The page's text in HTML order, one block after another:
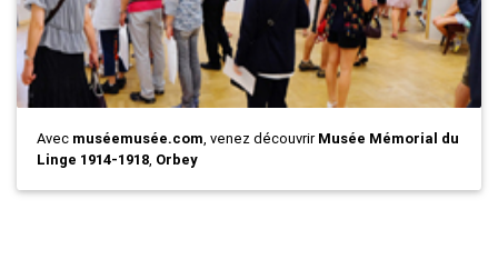
Avec muséemusée.com, venez découvrirMusée Mémorial du
Linge 1914-1918, Orbey